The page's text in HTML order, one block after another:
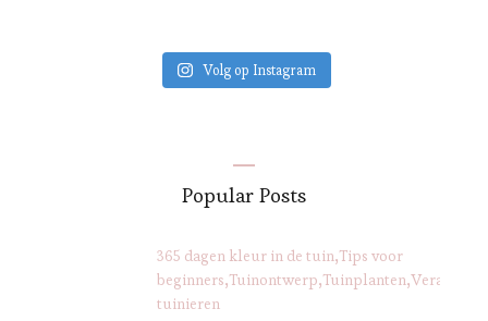
Volg op Instagram
Popular Posts
365 dagen kleur in de tuin Tips voor
beginners Tuinontwerp Tuinplanten
tuinieren